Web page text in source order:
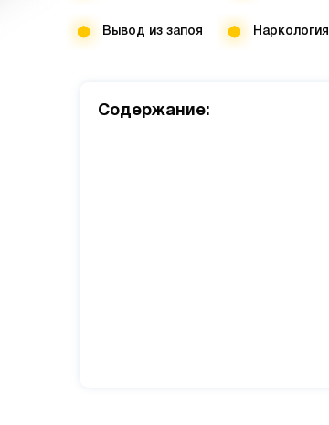
Вывод из запоя Наркология
Cодержание: